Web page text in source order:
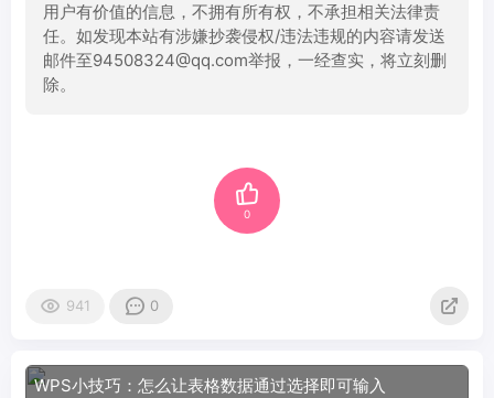
用户有价值的信息，不拥有所有权，不承担相关法律责
任。如发现本站有涉嫌抄袭侵权/违法违规的内容请发送
邮件至94508324@qq.com举报，一经查实，将立刻删
除。
0
941 0
WPS小技巧：怎么让表格数据通过选择即可输入